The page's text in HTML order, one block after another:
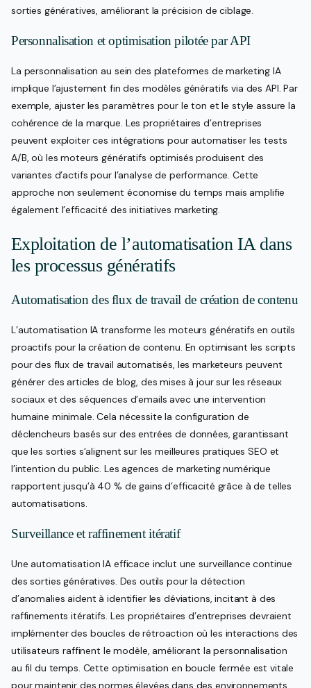
sorties génératives, améliorant la précision de ciblage.
Personnalisation et optimisation pilotée par API
La personnalisation au sein des plateformes de marketing IA
implique l’ajustement fin des modèles génératifs via des API. Par
exemple, ajuster les paramètres pour le ton et le style assure la
cohérence de la marque. Les propriétaires d’entreprises
peuvent exploiter ces intégrations pour automatiser les tests
A/B, où les moteurs génératifs optimisés produisent des
variantes d’actifs pour l’analyse de performance. Cette
approche non seulement économise du temps mais amplifie
également l’efficacité des initiatives marketing.
Exploitation de l’automatisation IA dans
les processus génératifs
Automatisation des flux de travail de création de contenu
L’automatisation IA transforme les moteurs génératifs en outils
proactifs pour la création de contenu. En optimisant les scripts
pour des flux de travail automatisés, les marketeurs peuvent
générer des articles de blog, des mises à jour sur les réseaux
sociaux et des séquences d’emails avec une intervention
humaine minimale. Cela nécessite la configuration de
déclencheurs basés sur des entrées de données, garantissant
que les sorties s’alignent sur les meilleures pratiques SEO et
l’intention du public. Les agences de marketing numérique
rapportent jusqu’à 40 % de gains d’efficacité grâce à de telles
automatisations.
Surveillance et raffinement itératif
Une automatisation IA efficace inclut une surveillance continue
des sorties génératives. Des outils pour la détection
d’anomalies aident à identifier les déviations, incitant à des
raffinements itératifs. Les propriétaires d’entreprises devraient
implémenter des boucles de rétroaction où les interactions des
utilisateurs raffinent le modèle, améliorant la personnalisation
au fil du temps. Cette optimisation en boucle fermée est vitale
pour maintenir des normes élevées dans des environnements